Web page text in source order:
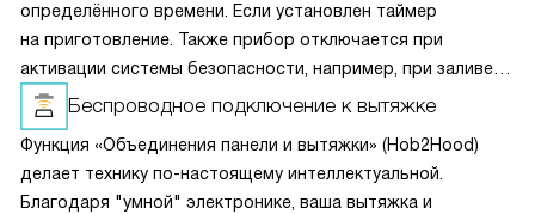
определённого времени. Если установлен таймер
на приготовление. Также прибор отключается при
активации системы безопасности, например, при заливе
панели управления. Кроме того, устройство
автоматически выключается при обнаружении неполадок.
Беспроводное подключение к вытяжке
Функция «Объединения панели и вытяжки» (Hob2Hood)
делает технику по-настоящему интеллектуальной.
Благодаря "умной" электронике, ваша вытяжка и